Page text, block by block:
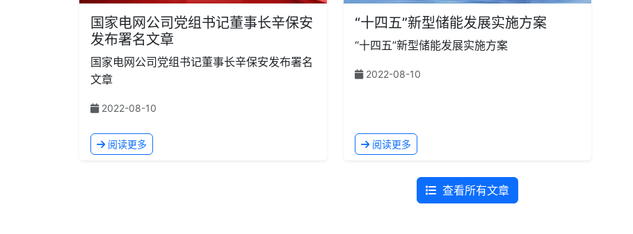
国家电网公司党组书记董事长辛保安
发布署名文章
国家电网公司党组书记董事长辛保安发布署名
文章
2022-08-10
阅读更多
“十四五”新型储能发展实施方案
“十四五”新型储能发展实施方案
2022-08-10
阅读更多
查看所有文章